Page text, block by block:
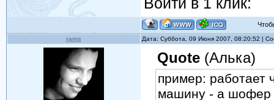
rams Дата: Суббота, 09 Июня 2007, 08:20:52 |
Quote(Алька)
пример: работает
машину - а шофер